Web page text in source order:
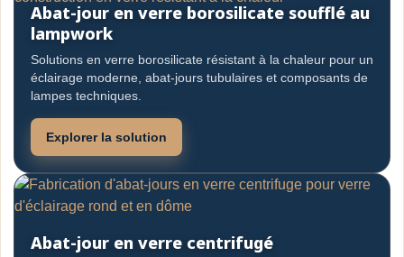
Abat-jour en verre borosilicate soufflé au
lampwork
Solutions en verre borosilicate résistant à la chaleur pour un
éclairage moderne, abat-jours tubulaires et composants de
lampes techniques.
Explorer la solution
Abat-jour en verre centrifugé